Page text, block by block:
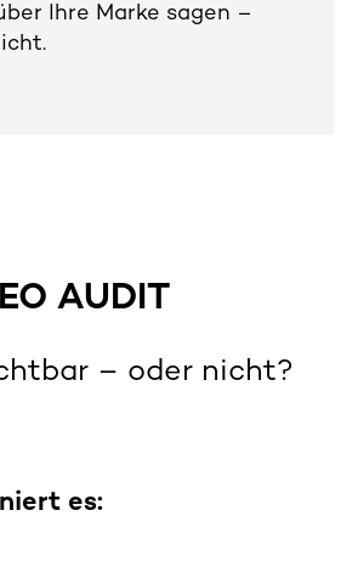
Ihre Marke sagen –
AUDIT
– oder nicht?
es: